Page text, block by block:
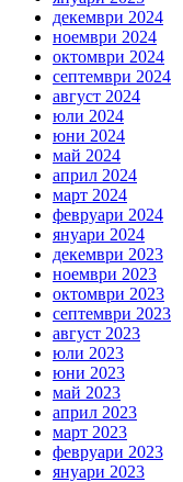
декември 2024
ноември 2024
октомври 2024
септември 2024
август 2024
юли 2024
юни 2024
май 2024
април 2024
март 2024
февруари 2024
януари 2024
декември 2023
ноември 2023
октомври 2023
септември 2023
август 2023
юли 2023
юни 2023
май 2023
април 2023
март 2023
февруари 2023
януари 2023